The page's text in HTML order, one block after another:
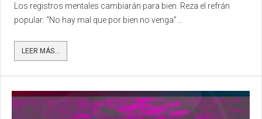
Los registros mentales cambiarán para bien. Reza el refrán
popular: “No hay mal que por bien no venga”...
LEER MÁS...